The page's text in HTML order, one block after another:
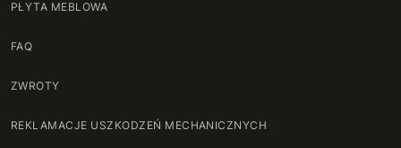
PŁYTA MEBLOWA
FAQ
ZWROTY
REKLAMACJE USZKODZEŃ MECHANICZNYCH